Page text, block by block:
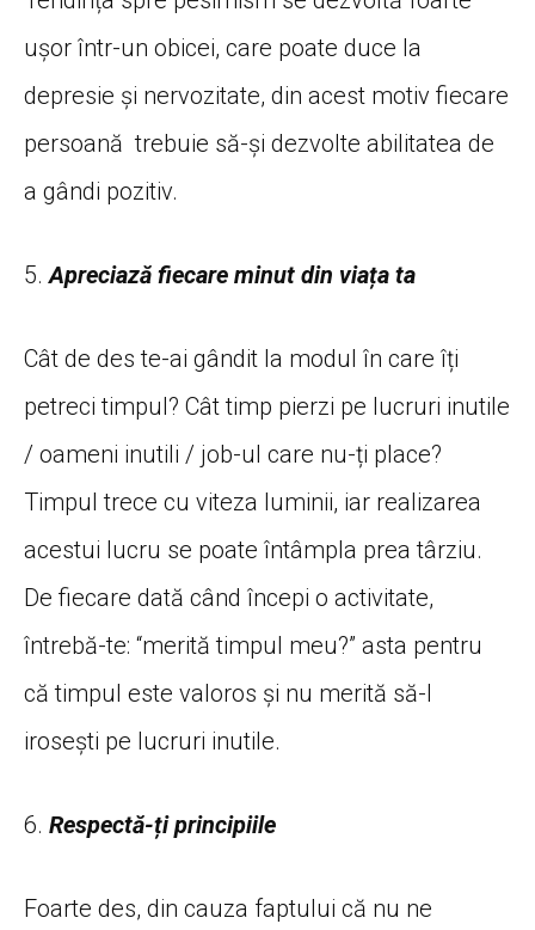
ușor într-un obicei, care poate duce la
depresie și nervozitate, din acest motiv fiecare
persoană trebuie să-și dezvolte abilitatea de
a gândi pozitiv.
5.Apreciază fiecare minut din viața ta
Cât de des te-ai gândit la modul în care îți
petreci timpul? Cât timp pierzi pe lucruri inutile
/ oameni inutili / job-ul care nu-ți place?
Timpul trece cu viteza luminii, iar realizarea
acestui lucru se poate întâmpla prea târziu.
De fiecare dată când începi o activitate,
întrebă-te: “merită timpul meu?” asta pentru
că timpul este valoros și nu merită să-l
irosești pe lucruri inutile.
6. Respectă-ți principiile
Foarte des, din cauza faptului că nu ne